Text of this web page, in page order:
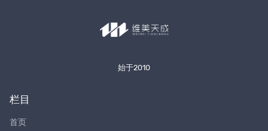
始于2010
栏目
首页